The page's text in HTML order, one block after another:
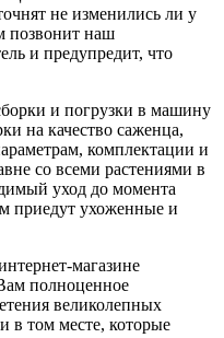
не изменились ли у
позвонит наш
и предупредит, что
и погрузки в машину
на качество саженца,
комплектации и
со всеми растениями в
уход до момента
приедут ухоженные и
магазине
полноценное
великолепных
в том месте, которые